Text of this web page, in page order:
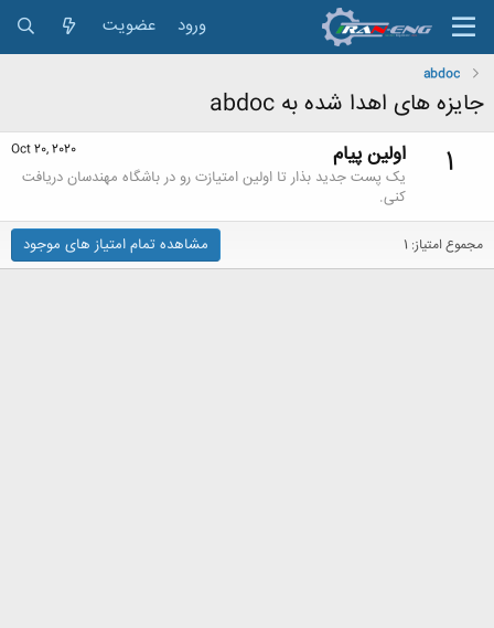
ورود عضویت
abdoc
جایزه های اهدا شده به abdoc
1
Oct 20, 2020 اولین پیام
یک پست جدید بذار تا اولین امتیازت رو در باشگاه مهندسان دریافت
کنی.
مجموع امتیاز: 1 مشاهده تمام امتیاز های موجود